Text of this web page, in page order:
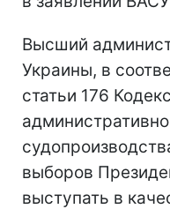
Высший
Украины, в
статьи 176
выборов
выступать в